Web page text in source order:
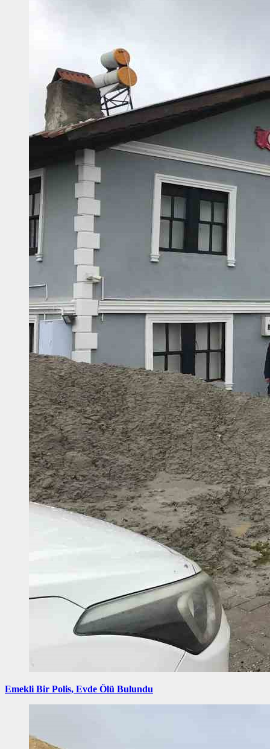
Emekli Bir Polis, Evde Ölü Bulundu